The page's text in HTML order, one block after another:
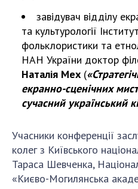
завідувач відділу
та культурології
фольклористики та
НАН України доктор
Наталія Мех (
екранно-сценічних
сучасний український
Учасники конференції
колег з Київського
Тараса Шевченка,
«Києво-Могилянська